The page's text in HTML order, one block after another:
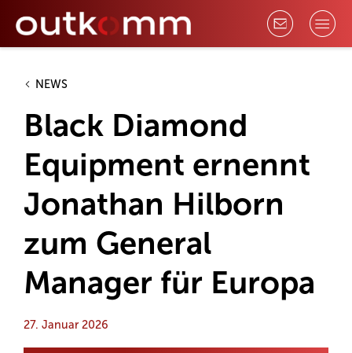
NEWS
Black Diamond
Equipment ernennt
Jonathan Hilborn
zum General
Manager für Europa
27. Januar 2026